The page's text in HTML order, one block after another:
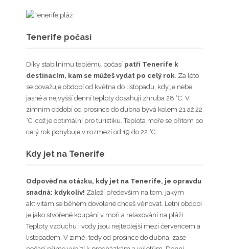
Tenerife počasí
Díky stabilnímu teplému počasí patří Tenerife k
destinacím, kam se můžeš vydat po celý rok. Za léto
se považuje období od května do listopadu, kdy je nebe
jasné a nejvyšší denní teploty dosahují zhruba 28 °C. V
zimním období od prosince do dubna bývá kolem 21 až 22
°C, což je optimální pro turistiku. Teplota moře se přitom po
celý rok pohybuje v rozmezí od 19 do 22 °C.
Kdy jet na Tenerife
Odpověď na otázku, kdy jet na Tenerife, je opravdu
snadná: kdykoliv! Záleží především na tom, jakým
aktivitám se během dovolené chceš věnovat. Letní období
je jako stvořené koupání v moři a relaxování na pláži.
Teploty vzduchu i vody jsou nejteplejší mezi červencem a
listopadem. V zimě, tedy od prosince do dubna, zase